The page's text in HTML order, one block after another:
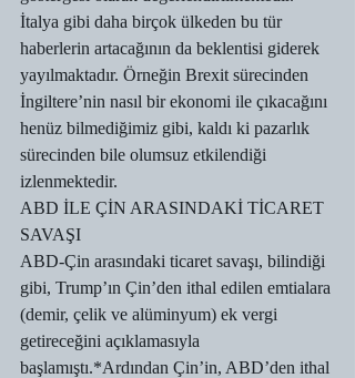
İtalya gibi daha birçok ülkeden bu tür
haberlerin artacağının da beklentisi giderek
yayılmaktadır. Örneğin Brexit sürecinden
İngiltere’nin nasıl bir ekonomi ile çıkacağını
henüz bilmediğimiz gibi, kaldı ki pazarlık
sürecinden bile olumsuz etkilendiği
izlenmektedir.
ABD İLE ÇİN ARASINDAKİ TİCARET
SAVAŞI
ABD-Çin arasındaki ticaret savaşı, bilindiği
gibi, Trump’ın Çin’den ithal edilen emtialara
(demir, çelik ve alüminyum) ek vergi
getireceğini açıklamasıyla
başlamıştı.*Ardından Çin’in, ABD’den ithal